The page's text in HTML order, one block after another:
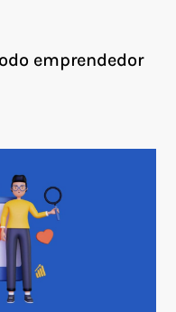
emprendedor